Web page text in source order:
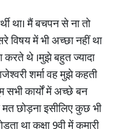
था। मैं बचपन से ना तो
विषय में भी अच्छा नहीं था
करते थे ।मुझे बहुत ज्यादा
शर्मा वह मुझे कहती
सभी कार्यों में अच्छे बन
छोड़ना इसीलिए कुछ भी